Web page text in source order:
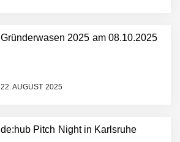
Gründerwasen 2025 am 08.10.2025
22. AUGUST 2025
de:hub Pitch Night in Karlsruhe
Dollar bekannt, um den
Plattform zu beschleunigen
NEURA Robotics und